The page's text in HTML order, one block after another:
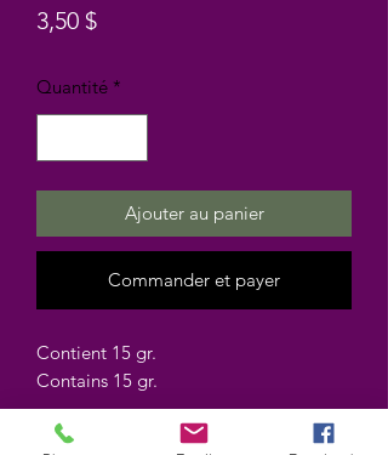
3,50 $Prix
Quantité *
Ajouter au panier
Commander et payer
Contient 15 gr.
Contains 15 gr.
Marque Satya brand